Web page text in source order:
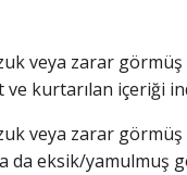
veya zarar
ve kurtarılan içeriği
veya zarar görmüş
da eksik/yamulmuş